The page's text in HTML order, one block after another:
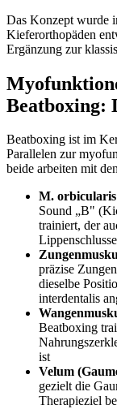
Das Konzept wurde
Kieferorthopäden
Ergänzung zur
Beatboxing:
Beatboxing ist im
Parallelen zur
beide arbeiten mit
M.
Sound „B"
trainiert, der
präzise
dieselbe
interdentalis
Beatboxing
ist
Velum
gezielt die
Therapieziel